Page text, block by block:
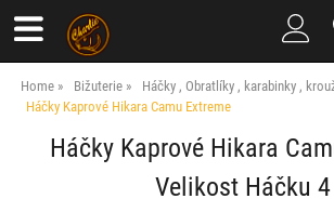
Home Bižuterie Háčky , Obratlíky , karabinky ,
Háčky Kaprové Hikara Camu Extreme
Háčky Kaprové Hikara
Velikost Háčku 4